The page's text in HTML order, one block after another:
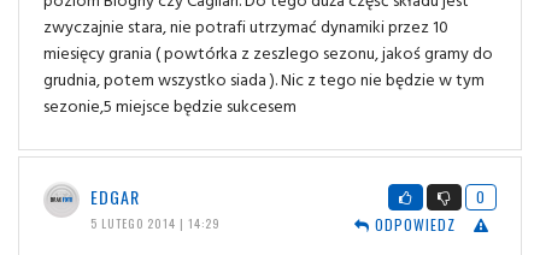
zwyczajnie stara, nie potrafi utrzymać dynamiki przez 10
miesięcy grania ( powtórka z zeszlego sezonu, jakoś gramy do
grudnia, potem wszystko siada ). Nic z tego nie będzie w tym
sezonie,5 miejsce będzie sukcesem
EDGAR
5 LUTEGO 2014 | 14:29
0
ODPOWIEDZ